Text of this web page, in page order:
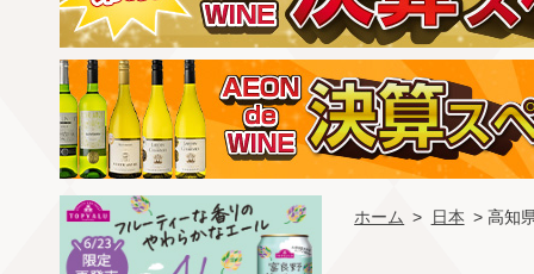
ホーム > 日本 > 高知